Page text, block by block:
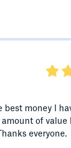
best money I
of value
everyone.